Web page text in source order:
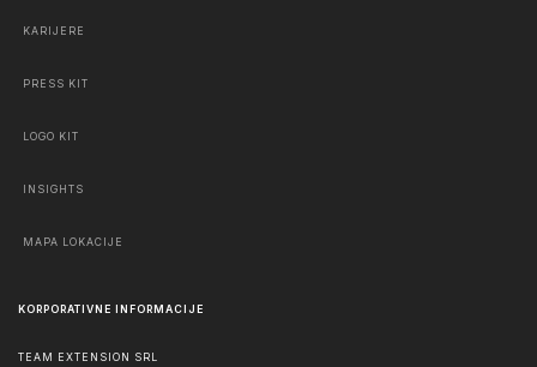
KARIJERE
PRESS KIT
LOGO KIT
INSIGHTS
MAPA LOKACIJE
KORPORATIVNE INFORMACIJE
TEAM EXTENSION SRL